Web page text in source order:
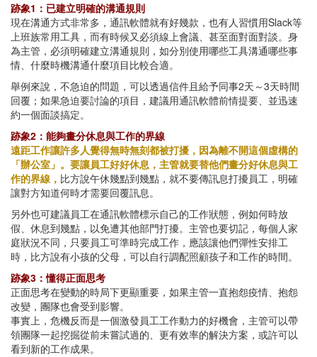
跡象1：已建立明確的溝通規則
現在溝通方式非常多，通訊軟體就有好幾款，也有人習慣用Slack等
上班族常用工具，而有時候又必須線上會議、甚至面對面對談。身
為主管，必須明確建立溝通規則，如分別使用哪些工具溝通哪些事
情、什麼時機溝通什麼項目比較合適。
舉例來說，不急迫的問題，可以透過信件且給予同事2天～3天時間
回覆；如果急迫要討論的項目，建議用通訊軟體前情提要、並迅速
約一個面談搞定。
跡象2：能夠畫分休息與工作的界線
遠距工作讓許多人覺得無時無刻都被打擾，因為離不開這個虛構的
「辦公室」。要讓員工好好休息，主管就要替他們畫分好休息與工
作的界線， 比方說午休幾點到幾點，就不要傳訊息打擾員工，明確
讓對方知道何時才需要回覆訊息。
另外也可建議員工在通訊軟體標示自己的工作狀態，例如何時放
假、休息到幾點，以免遭其他部門打擾。主管也要切記，每個人家
庭狀況不同，只要員工可準時完成工作，應該讓他們彈性安排工
時，比方說有小孩的父母，可以自行調配照顧孩子和工作的時間。
跡象3：懂得正面思考
正面思考在變動的時局下更顯重要，如果主管一直抱怨疫情、抱怨
改變，團隊也會受到影響。
事實上，危機反而是一個激發員工工作動力的好機會，主管可以帶
領團隊一起挖掘從前未嘗試過的、更有效率的解決方案，或許可以
看到新的工作成果。